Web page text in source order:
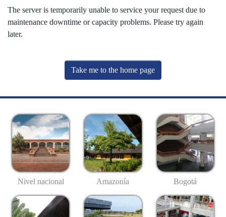
The server is temporarily unable to service your request due to
maintenance downtime or capacity problems. Please try again
later.
Take me to the home page
Nivel nacional Amazonía Bogotá